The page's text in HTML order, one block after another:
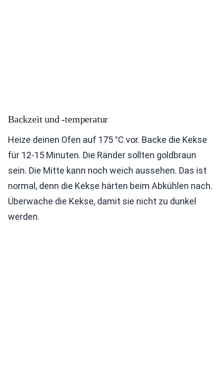
Backzeit und -temperatur
Heize deinen Ofen auf 175 °C vor. Backe die Kekse
für 12-15 Minuten. Die Ränder sollten goldbraun
sein. Die Mitte kann noch weich aussehen. Das ist
normal, denn die Kekse härten beim Abkühlen nach.
Überwache die Kekse, damit sie nicht zu dunkel
werden.